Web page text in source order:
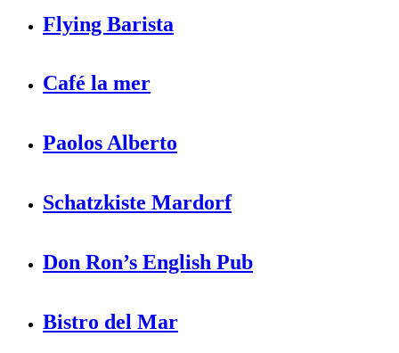
Flying Barista
Café la mer
Paolos Alberto
Schatzkiste Mardorf
Don Ron’s English Pub
Bistro del Mar